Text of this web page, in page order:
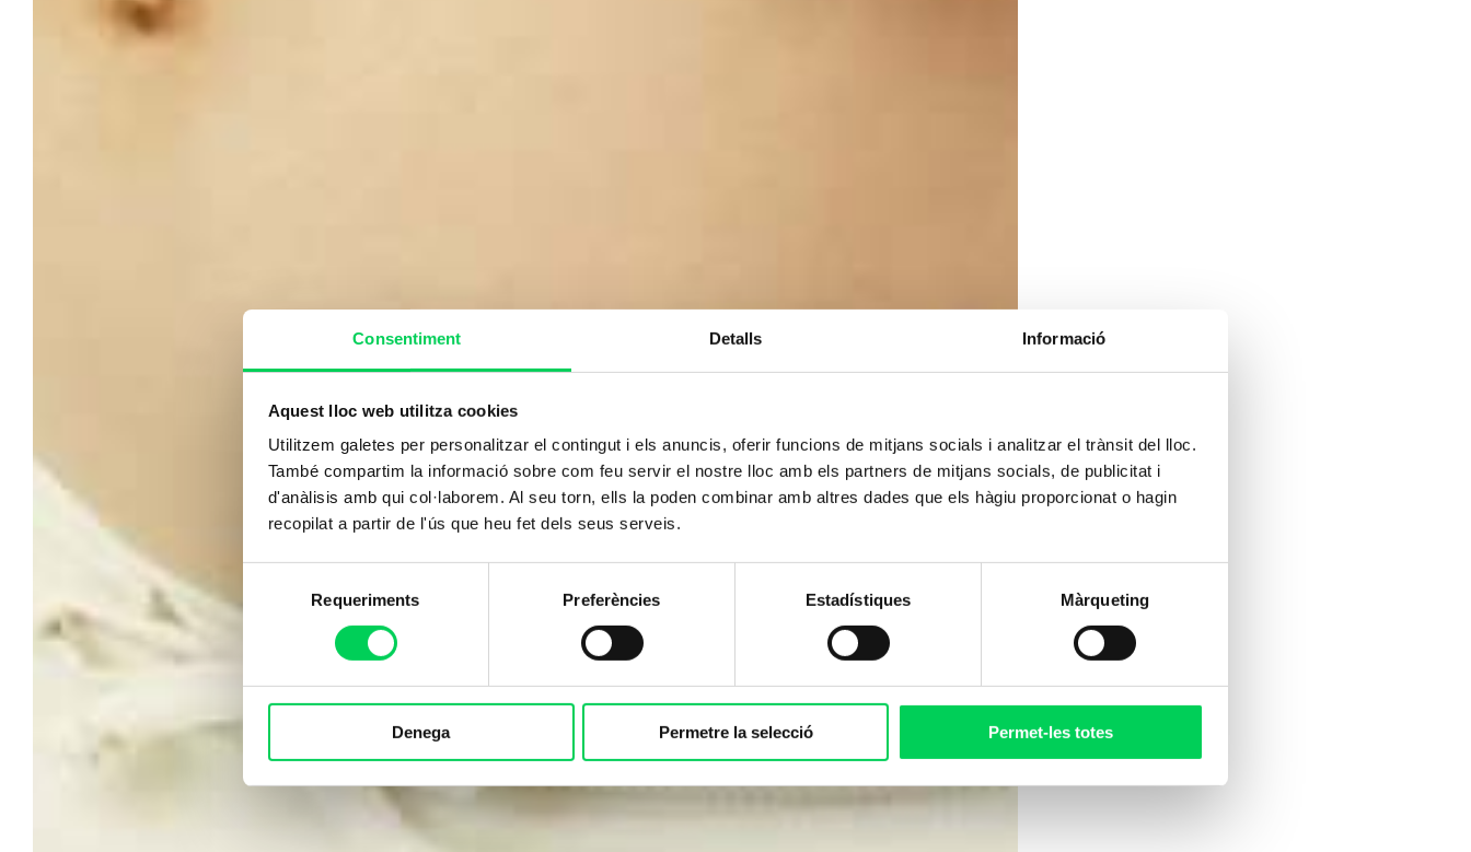
Consentiment Detalls Informació
Aquest lloc web utilitza cookies
Utilitzem galetes per personalitzar el contingut i els anuncis, oferir funcions de mitjans socials i analitzar el trànsit del lloc.
També compartim la informació sobre com feu servir el nostre lloc amb els partners de mitjans socials, de publicitat i
d'anàlisis amb qui col·laborem. Al seu torn, ells la poden combinar amb altres dades que els hàgiu proporcionat o hagin
recopilat a partir de l'ús que heu fet dels seus serveis.
consentiment
Requeriments Preferències Estadístiques Màrqueting
Denega Permetre la selecció Permet-les totes